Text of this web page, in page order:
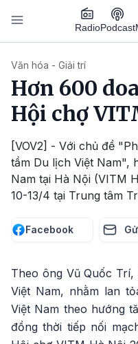
Nhảy đến nội dung
RadioPodcast
Văn hóa - Giải trí
Hơn 600
Hội chợ
[VOV2] - Với chủ đề
tầm Du lịch Việt Nam",
Nam tại Hà Nội (VITM
10-13/4 tại Trung tâm
Facebook
Theo ông Vũ Quốc
Việt Nam, nhằm lan
Việt Nam theo hướng
đồng thời tiếp nối